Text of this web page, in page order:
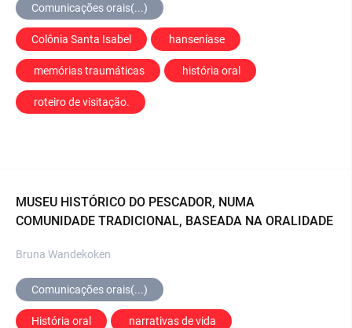
Comunicações orais(...)
Colônia Santa Isabel hanseníase
memórias traumáticas história oral
roteiro de visitação.
MUSEU HISTÓRICO DO PESCADOR, NUMA
COMUNIDADE TRADICIONAL, BASEADA NA ORALIDADE
Bruna Wandekoken
Comunicações orais(...)
História oral narrativas de vida